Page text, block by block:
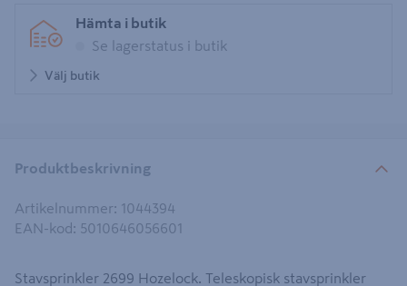
Hämta i butik
Se lagerstatus i butik
Välj butik
Produktbeskrivning
Artikelnummer: 1044394
EAN-kod : 5010646056601
Stavsprinkler 2699 Hozelock. Teleskopisk stavsprinkler